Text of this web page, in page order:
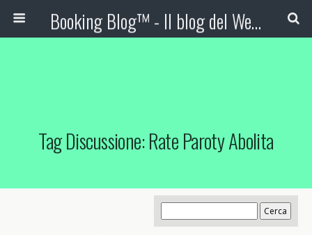
Booking Blog™ - Il blog del Web Marketing Turistico
Tag Discussione: Rate Paroty Abolita